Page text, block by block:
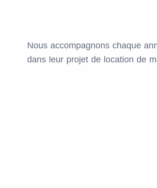
Nous accompagnons chaque
dans leur projet de location de